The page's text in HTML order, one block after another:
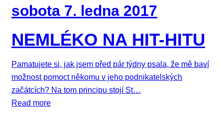
sobota 7. ledna 2017
NEMLÉKO NA HIT-HITU
Pamatujete si, jak jsem před pár týdny psala, že mě baví
možnost pomoct někomu v jeho podnikatelských
začátcích? Na tom principu stojí St…
Read more